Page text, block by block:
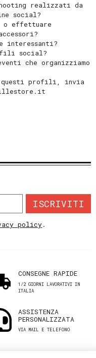
realizzati da
social?
o effettuare
interessanti?
social?
che organizziamo
questi profili, invia
ISCRIVITI
policy.
CONSEGNE RAPIDE
1/2 GIORNI LAVORATIVI IN
ITALIA
ASSISTENZA
PERSONALIZZATA
VIA MAIL E TELEFONO